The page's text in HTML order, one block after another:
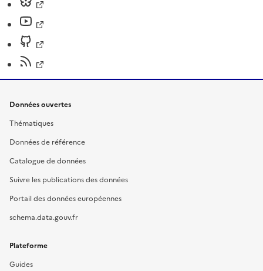
Données ouvertes
Thématiques
Données de référence
Catalogue de données
Suivre les publications des données
Portail des données européennes
schema.data.gouv.fr
Plateforme
Guides